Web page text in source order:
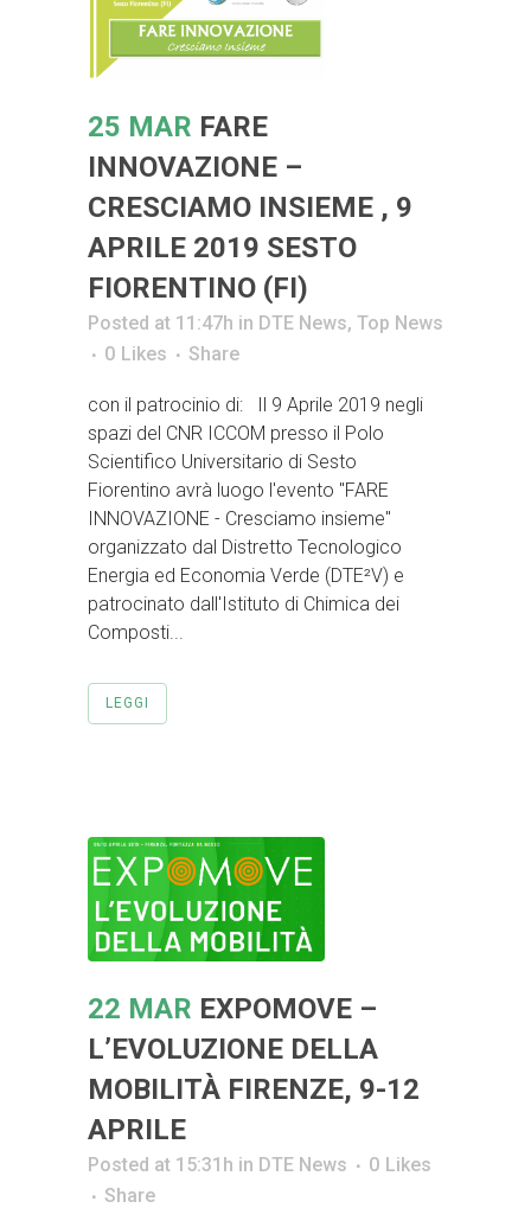
25 MAR FARE
INNOVAZIONE –
CRESCIAMO INSIEME , 9
APRILE 2019 SESTO
FIORENTINO (FI)
Posted at 11:47h in DTE News, Top News
0 Likes Share
con il patrocinio di: Il 9 Aprile 2019 negli
spazi del CNR ICCOM presso il Polo
Scientifico Universitario di Sesto
Fiorentino avrà luogo l'evento "FARE
INNOVAZIONE - Cresciamo insieme"
organizzato dal Distretto Tecnologico
Energia ed Economia Verde (DTE²V) e
patrocinato dall'Istituto di Chimica dei
Composti...
LEGGI
22 MAR EXPOMOVE –
L’EVOLUZIONE DELLA
MOBILITÀ FIRENZE, 9-12
APRILE
Posted at 15:31h in DTE News 0 Likes
Share